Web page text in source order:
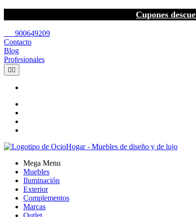
Cupones
900649209
Contacto
Blog
Profesionales
 
Mega Menu
Muebles
Iluminación
Exterior
Complementos
Marcas
Outlet